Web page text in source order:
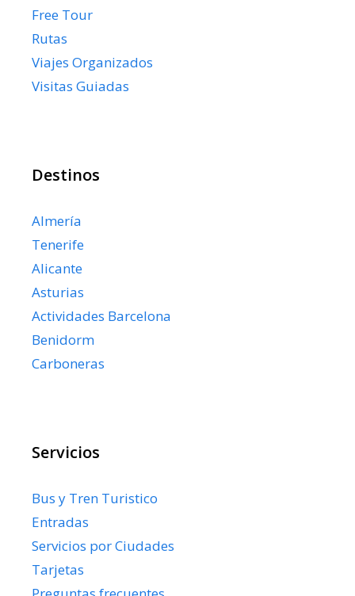
Free Tour
Rutas
Viajes Organizados
Visitas Guiadas
Destinos
Almería
Tenerife
Alicante
Asturias
Actividades Barcelona
Benidorm
Carboneras
Servicios
Bus y Tren Turistico
Entradas
Servicios por Ciudades
Tarjetas